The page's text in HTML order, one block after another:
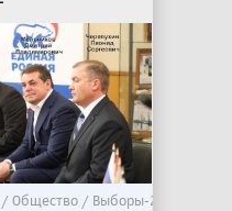
Общество / Выборы-2016